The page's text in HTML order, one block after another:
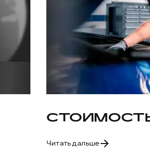
Читать дальше